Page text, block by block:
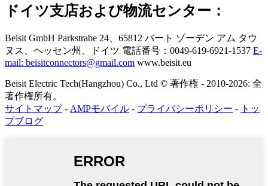
ドイツ支店および物流センター：
Beisit GmbH Parkstrabe 24、65812 バート ゾーデン アム タウ
ヌス、ヘッセン州、ドイツ 電話番号：0049-619-6921-1537 E-
mail: beisitconnectors@gmail.com www.beisit.eu
Beisit Electric Tech(Hangzhou) Co., Ltd © 著作権 - 2010-2026: 全
著作権所有。
サイトマップ- AMPモバイル - プライバシーポリシー - トッ
プブログ